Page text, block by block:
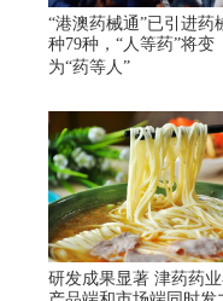
“港澳药械通”已引进药
种79种，“人等药”将变
为“药等人”
研发成果显著 津药药